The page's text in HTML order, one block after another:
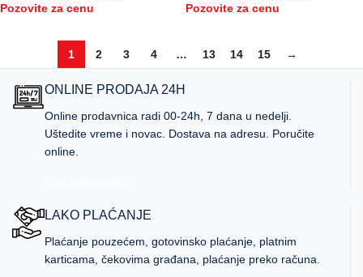
Pozovite za cenu
Pozovite za cenu
1 2 3 4 … 13 14 15 →
ONLINE PRODAJA 24H
Online prodavnica radi 00-24h, 7 dana u nedelji.
Uštedite vreme i novac. Dostava na adresu. Poručite
online.
LAKO PLAĆANJE
Plaćanje pouzećem, gotovinsko plaćanje, platnim
karticama, čekovima građana, plaćanje preko računa.